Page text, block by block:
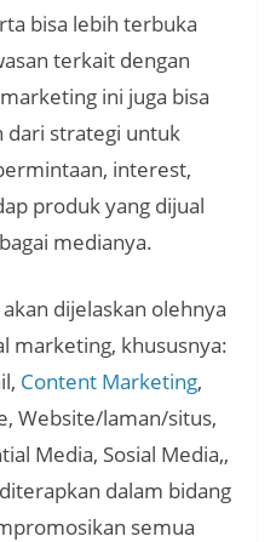
bisa lebih terbuka
terkait dengan
ini juga bisa
dari strategi untuk
interest,
produk yang dijual
medianya.
dijelaskan olehnya
marketing, khususnya:
Content Marketing,
Website/laman/situs,
Media, Sosial Media,,
dalam bidang
semua